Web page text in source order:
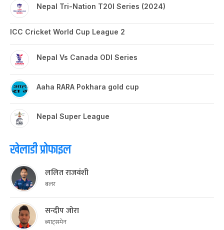
Nepal Tri-Nation T20I Series (2024)
ICC Cricket World Cup League 2
Nepal Vs Canada ODI Series
Aaha RARA Pokhara gold cup
Nepal Super League
खेलाडी प्रोफाइल
ललित राजवंशी
बलर
सन्दीप जोरा
ब्याट्समेन